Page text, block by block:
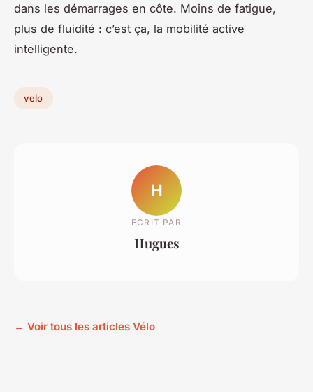
dans les démarrages en côte. Moins de fatigue,
plus de fluidité : c’est ça, la mobilité active
intelligente.
velo
H
ECRIT PAR
Hugues
← Voir tous les articles Vélo